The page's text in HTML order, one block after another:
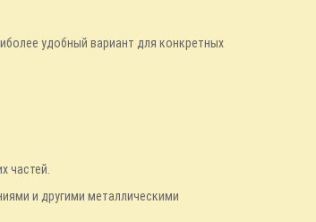
удобный вариант для конкретных
частей.
и другими металлическими